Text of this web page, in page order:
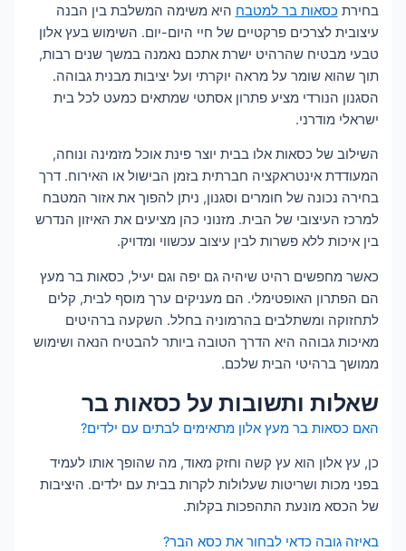
בחירת כסאות בר למטבח היא משימה המשלבת בין הבנה
עיצובית לצרכים פרקטיים של חיי היום-יום. השימוש בעץ אלון
טבעי מבטיח שהרהיט ישרת אתכם נאמנה במשך שנים רבות,
תוך שהוא שומר על מראה יוקרתי ועל יציבות מבנית גבוהה.
הסגנון הנורדי מציע פתרון אסתטי שמתאים כמעט לכל בית
ישראלי מודרני.
השילוב של כסאות אלו בבית יוצר פינת אוכל מזמינה ונוחה,
המעודדת אינטראקציה חברתית בזמן הבישול או האירוח. דרך
בחירה נכונה של חומרים וסגנון, ניתן להפוך את אזור המטבח
למרכז העיצובי של הבית. מזנוני כהן מציעים את האיזון הנדרש
בין איכות ללא פשרות לבין עיצוב עכשווי ומדויק.
כאשר מחפשים רהיט שיהיה גם יפה וגם יעיל, כסאות בר מעץ
הם הפתרון האופטימלי. הם מעניקים ערך מוסף לבית, קלים
לתחזוקה ומשתלבים בהרמוניה בחלל. השקעה ברהיטים
מאיכות גבוהה היא הדרך הטובה ביותר להבטיח הנאה ושימוש
ממושך ברהיטי הבית שלכם.
שאלות ותשובות על כסאות בר
האם כסאות בר מעץ אלון מתאימים לבתים עם ילדים?
כן, עץ אלון הוא עץ קשה וחזק מאוד, מה שהופך אותו לעמיד
בפני מכות ושריטות שעלולות לקרות בבית עם ילדים. היציבות
של הכסא מונעת התהפכות בקלות.
באיזה גובה כדאי לבחור את כסא הבר?